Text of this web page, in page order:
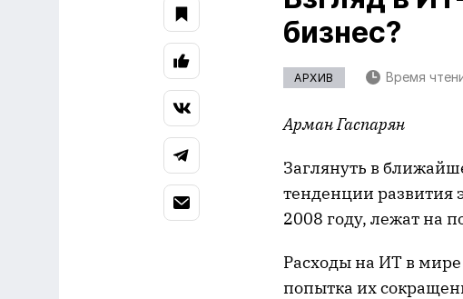
бизнес?
АРХИВ Время
Арман Гаспарян
Заглянуть в
тенденции развития
2008 году, лежат на
Расходы на ИТ в мире
попытка их